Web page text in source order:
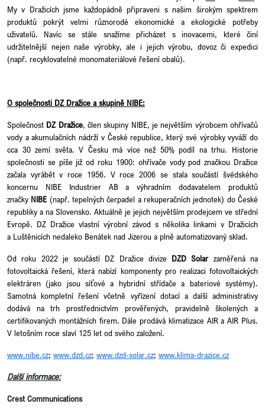
My v Dražicích jsme každopádně připraveni s našim širokým spektrem
produktů pokrýt velmi různorodé ekonomické a ekologické potřeby
uživatelů. Navíc se stále snažíme přicházet s inovacemi, které činí
udržitelnější nejen naše výrobky, ale i jejich výrobu, dovoz či expedici
(např. recyklovatelné monomateriálové řešení obalů).
O společnosti DZ Dražice a skupině NIBE:
Společnost DZ Dražice, člen skupiny NIBE, je největším výrobcem ohřívačů
vody a akumulačních nádrží v České republice, který své výrobky vyváží do
cca 30 zemí světa. V Česku má více než 50% podíl na trhu. Historie
společnosti se píše již od roku 1900: ohřívače vody pod značkou Dražice
začala vyrábět v roce 1956. V roce 2006 se stala součástí švédského
koncernu NIBE Industrier AB a výhradním dodavatelem produktů
značky NIBE (např. tepelných čerpadel a rekuperačních jednotek) do České
republiky a na Slovensko. Aktuálně je jejich největším prodejcem ve střední
Evropě. DZ Dražice vlastní výrobní závod s několika linkami v Dražicích
a Luštěnicích nedaleko Benátek nad Jizerou a plně automatizovaný sklad.
Od roku 2022 je součástí DZ Dražice divize DZD Solarzaměřená na
fotovoltaická řešení, která nabízí komponenty pro realizaci fotovoltaických
elektráren (jako jsou síťové a hybridní střídače a bateriové systémy).
Samotná kompletní řešení včetně vyřízení dotací a další administrativy
dodává na trh prostřednictvím prověřených, pravidelně školených a
certifikovaných montážních firem. Dále prodává klimatizace AIR a AIR Plus.
V letošním roce slaví 125 let od svého založení.
www.nibe.cz; www.dzd.cz; www.dzd-solar.cz; www.klima-drazice.cz
Další informace:
Crest Communications